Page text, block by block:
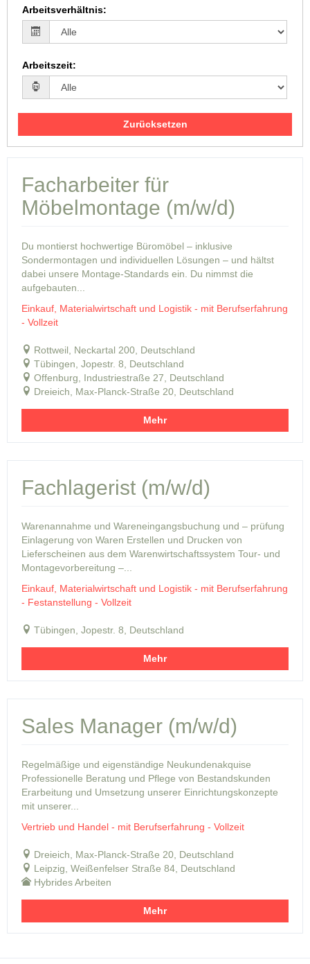
Arbeitsverhältnis:
Arbeitszeit:
Zurücksetzen
Facharbeiter für
Möbelmontage (m/w/d)
Du montierst hochwertige Büromöbel – inklusive
Sondermontagen und individuellen Lösungen – und hältst
dabei unsere Montage-Standards ein. Du nimmst die
aufgebauten...
Einkauf, Materialwirtschaft und Logistik - mit Berufserfahrung
- Vollzeit
Rottweil, Neckartal 200, Deutschland
Tübingen, Jopestr. 8, Deutschland
Offenburg, Industriestraße 27, Deutschland
Dreieich, Max-Planck-Straße 20, Deutschland
Mehr
Fachlagerist (m/w/d)
Warenannahme und Wareneingangsbuchung und – prüfung
Einlagerung von Waren Erstellen und Drucken von
Lieferscheinen aus dem Warenwirtschaftssystem Tour- und
Montagevorbereitung –...
Einkauf, Materialwirtschaft und Logistik - mit Berufserfahrung
- Festanstellung - Vollzeit
Tübingen, Jopestr. 8, Deutschland
Mehr
Sales Manager (m/w/d)
Regelmäßige und eigenständige Neukundenakquise
Professionelle Beratung und Pflege von Bestandskunden
Erarbeitung und Umsetzung unserer Einrichtungskonzepte
mit unserer...
Vertrieb und Handel - mit Berufserfahrung - Vollzeit
Dreieich, Max-Planck-Straße 20, Deutschland
Leipzig, Weißenfelser Straße 84, Deutschland
Hybrides Arbeiten
Mehr